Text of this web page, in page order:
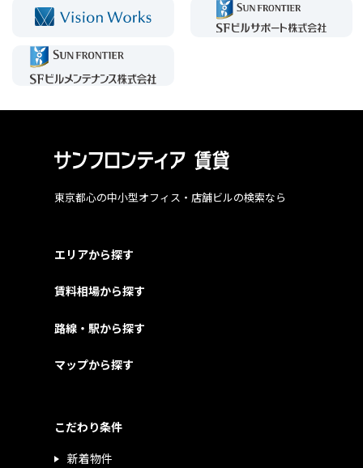
東京都心の中小型オフィス・店舗ビルの検索なら
エリアから探す
賃料相場から探す
路線・駅から探す
マップから探す
こだわり条件
新着物件